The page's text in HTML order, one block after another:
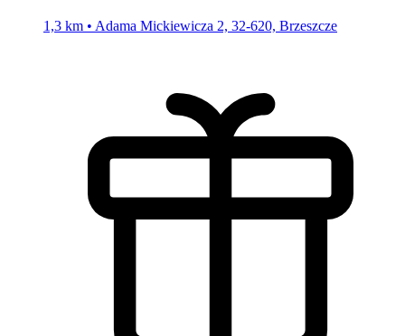
1,3 km • Adama Mickiewicza 2, 32-620, Brzeszcze